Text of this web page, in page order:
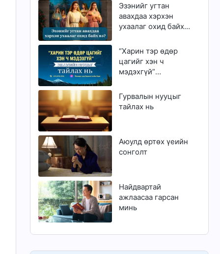
Эзэнийг угтан
авахдаа хэрхэн
ухаалаг охид байх
“Харин тэр өдөр
цагийг хэн ч
мэдэхгүй”
тайлах нь
Гурвалын нууцыг
тайлах нь
Аюулд өртөх үеийн
сонголт
Найдвартай
ажлаасаа гарсан
минь